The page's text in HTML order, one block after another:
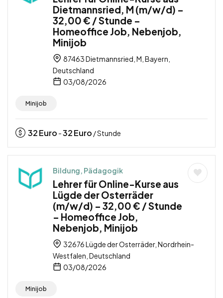
Dietmannsried, M (m/w/d) –
32,00 € / Stunde –
Homeoffice Job, Nebenjob,
Minijob
87463 Dietmannsried, M, Bayern,
Deutschland
03/08/2026
Minijob
32Euro -32Euro / Stunde
Bildung, Pädagogik
Lehrer für Online-Kurse aus
Lügde der Osterräder
(m/w/d) – 32,00 € / Stunde
– Homeoffice Job,
Nebenjob, Minijob
32676 Lügde der Osterräder, Nordrhein-
Westfalen, Deutschland
03/08/2026
Minijob